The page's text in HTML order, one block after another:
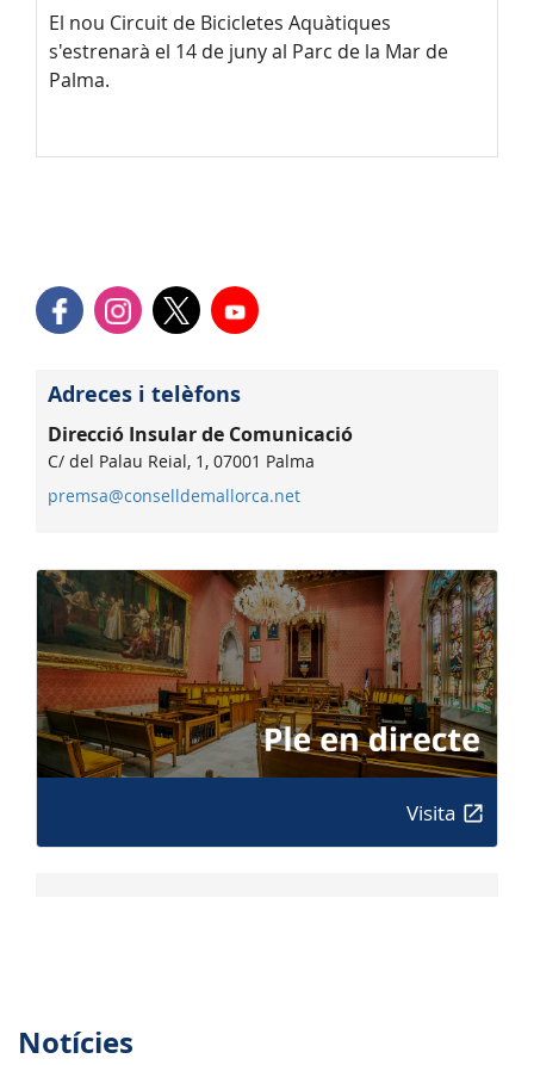
El nou Circuit de Bicicletes Aquàtiques
s'estrenarà el 14 de juny al Parc de la Mar de
Palma.
Adreces i telèfons
Direcció Insular de Comunicació
C/ del Palau Reial, 1, 07001 Palma
premsa@conselldemallorca.net
Visita
Notícies